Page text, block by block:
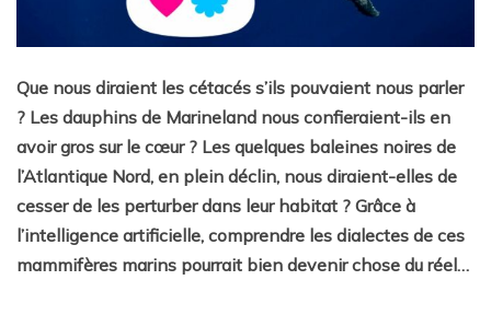
Que nous diraient les cétacés s’ils pouvaient nous parler
? Les dauphins de Marineland nous confieraient-ils en
avoir gros sur le cœur ? Les quelques baleines noires de
l’Atlantique Nord, en plein déclin, nous diraient-elles de
cesser de les perturber dans leur habitat ? Grâce à
l’intelligence artificielle, comprendre les dialectes de ces
mammifères marins pourrait bien devenir chose du réel…